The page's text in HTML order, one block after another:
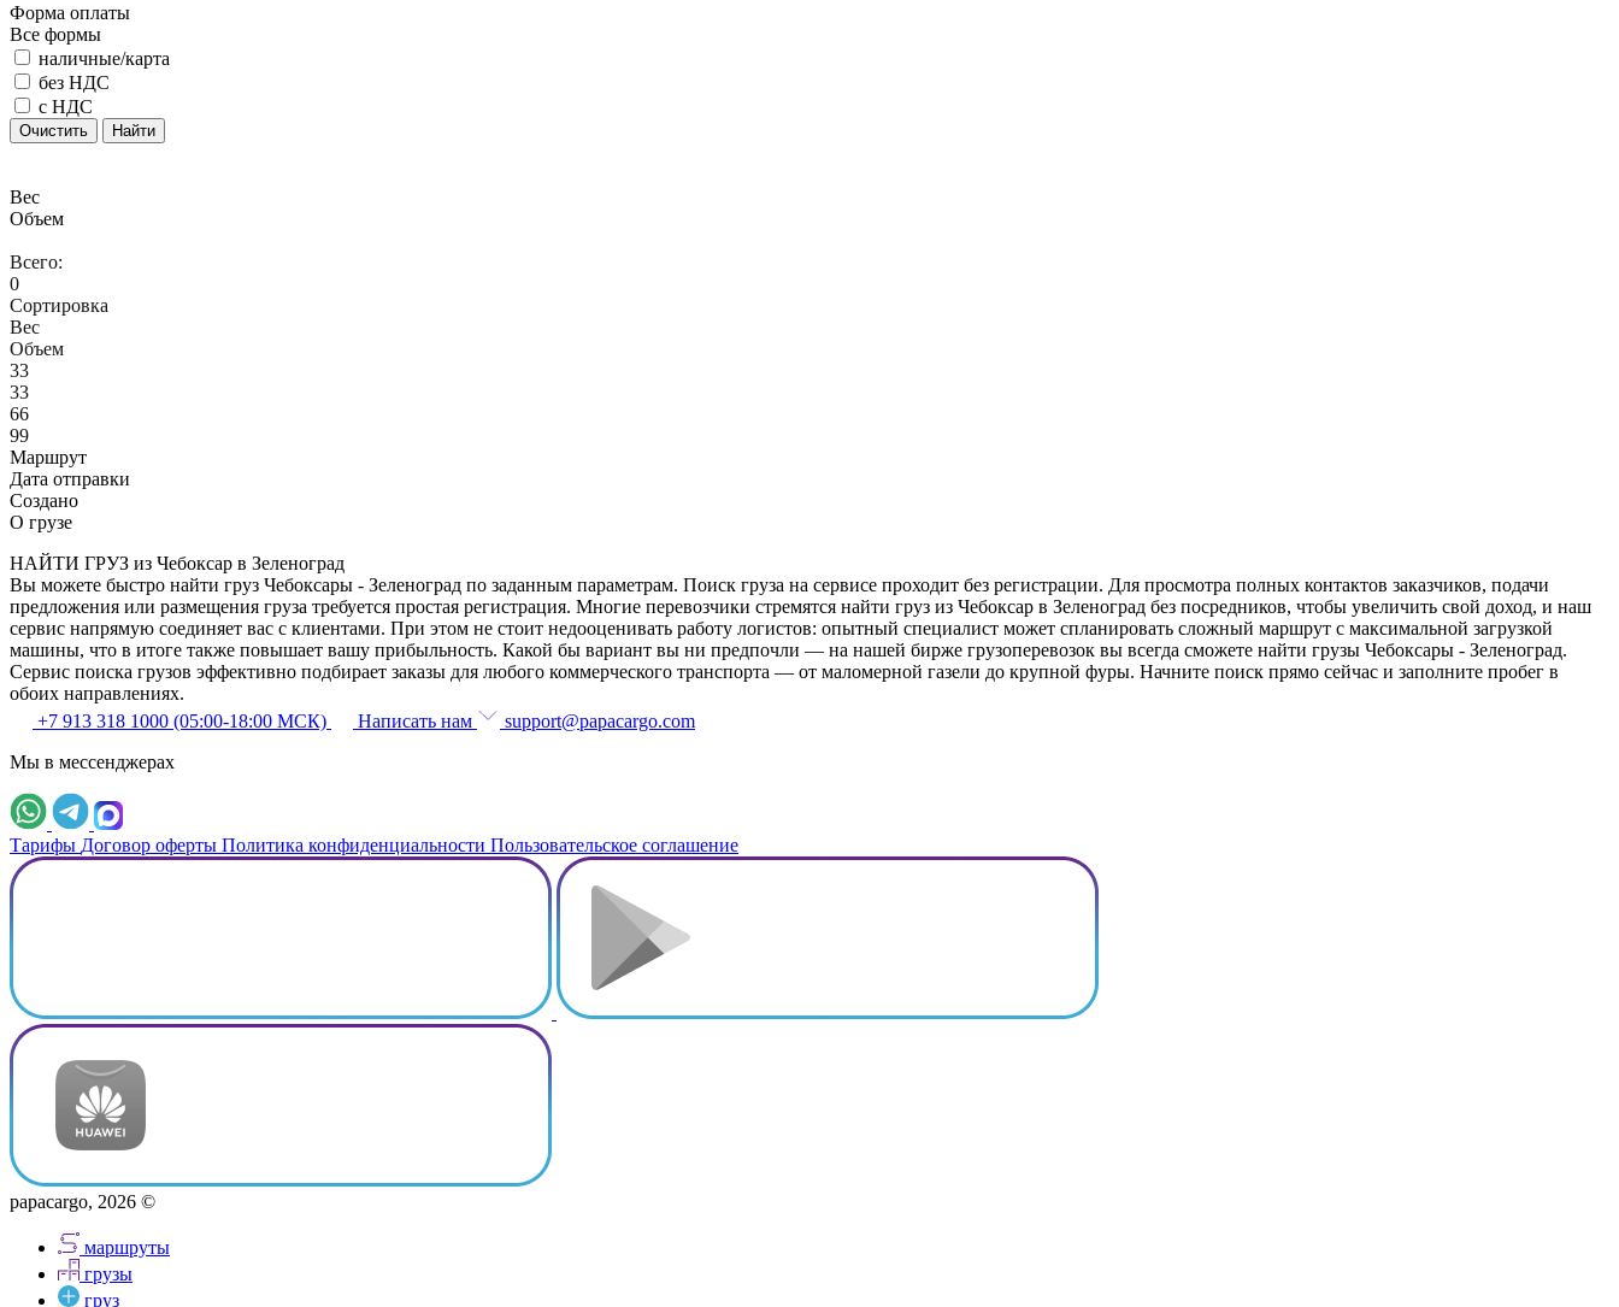
Форма оплаты
Все формы
наличные/карта
без НДС
с НДС
Очистить Найти
Вес
Объем
Всего:
0
Сортировка
Вес
Объем
33
33
66
99
Маршрут
Дата отправки
Создано
О грузе
НАЙТИ ГРУЗ из Чебоксар в Зеленоград
Вы можете быстро найти груз Чебоксары - Зеленоград по заданным параметрам. Поиск груза на сервисе проходит без регистрации. Для просмотра полных контактов заказчиков, подачи
предложения или размещения груза требуется простая регистрация. Многие перевозчики стремятся найти груз из Чебоксар в Зеленоград без посредников, чтобы увеличить свой доход, и наш
сервис напрямую соединяет вас с клиентами. При этом не стоит недооценивать работу логистов: опытный специалист может спланировать сложный маршрут с максимальной загрузкой
машины, что в итоге также повышает вашу прибыльность. Какой бы вариант вы ни предпочли — на нашей бирже грузоперевозок вы всегда сможете найти грузы Чебоксары - Зеленоград.
Сервис поиска грузов эффективно подбирает заказы для любого коммерческого транспорта — от маломерной газели до крупной фуры. Начните поиск прямо сейчас и заполните пробег в
обоих направлениях.
+7 913 318 1000 (05:00-18:00 МСК)
Написать нам
support@papacargo.com
Мы в мессенджерах
Тарифы Договор оферты Политика конфиденциальности Пользовательское соглашение
papacargo, 2026 ©
маршруты
грузы
груз